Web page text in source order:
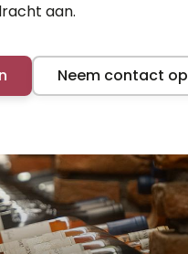
aan.
Neem contact op